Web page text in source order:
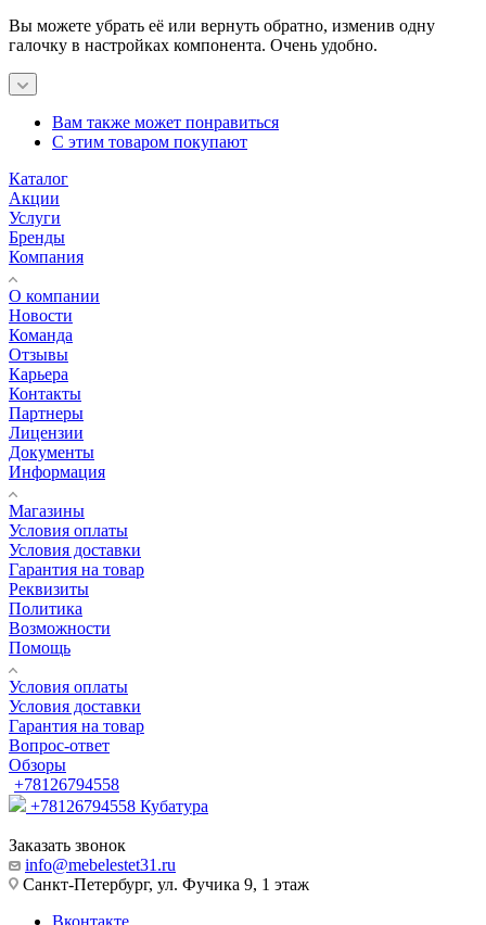
Вы можете убрать её или вернуть обратно, изменив одну
галочку в настройках компонента. Очень удобно.
Вам также может понравиться
С этим товаром покупают
Каталог
Акции
Услуги
Бренды
Компания
О компании
Новости
Команда
Отзывы
Карьера
Контакты
Партнеры
Лицензии
Документы
Информация
Магазины
Условия оплаты
Условия доставки
Гарантия на товар
Реквизиты
Политика
Возможности
Помощь
Условия оплаты
Условия доставки
Гарантия на товар
Вопрос-ответ
Обзоры
+78126794558
+78126794558 Кубатура
Заказать звонок
info@mebelestet31.ru
Санкт-Петербург, ул. Фучика 9, 1 этаж